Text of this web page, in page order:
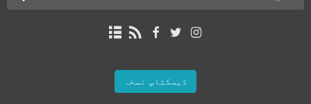
ڈیسکٹاپ نسخہ